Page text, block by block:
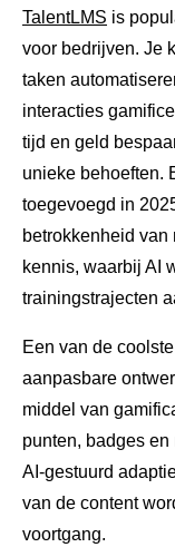
TalentLMS is
voor bedrijven. Je
taken
interacties
tijd en geld
unieke behoeften.
toegevoegd in
betrokkenheid van
kennis, waarbij AI
trainingstrajecten
Een van de
aanpasbare
middel van
punten, badges
AI-gestuurd
van de content
voortgang.